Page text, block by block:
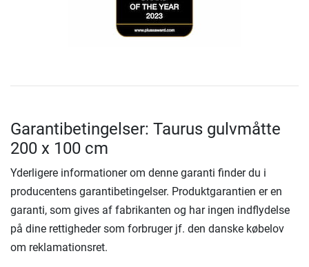
Garantibetingelser: Taurus gulvmåtte
200 x 100 cm
Yderligere informationer om denne garanti finder du i
producentens garantibetingelser. Produktgarantien er en
garanti, som gives af fabrikanten og har ingen indflydelse
på dine rettigheder som forbruger jf. den danske købelov
om reklamationsret.